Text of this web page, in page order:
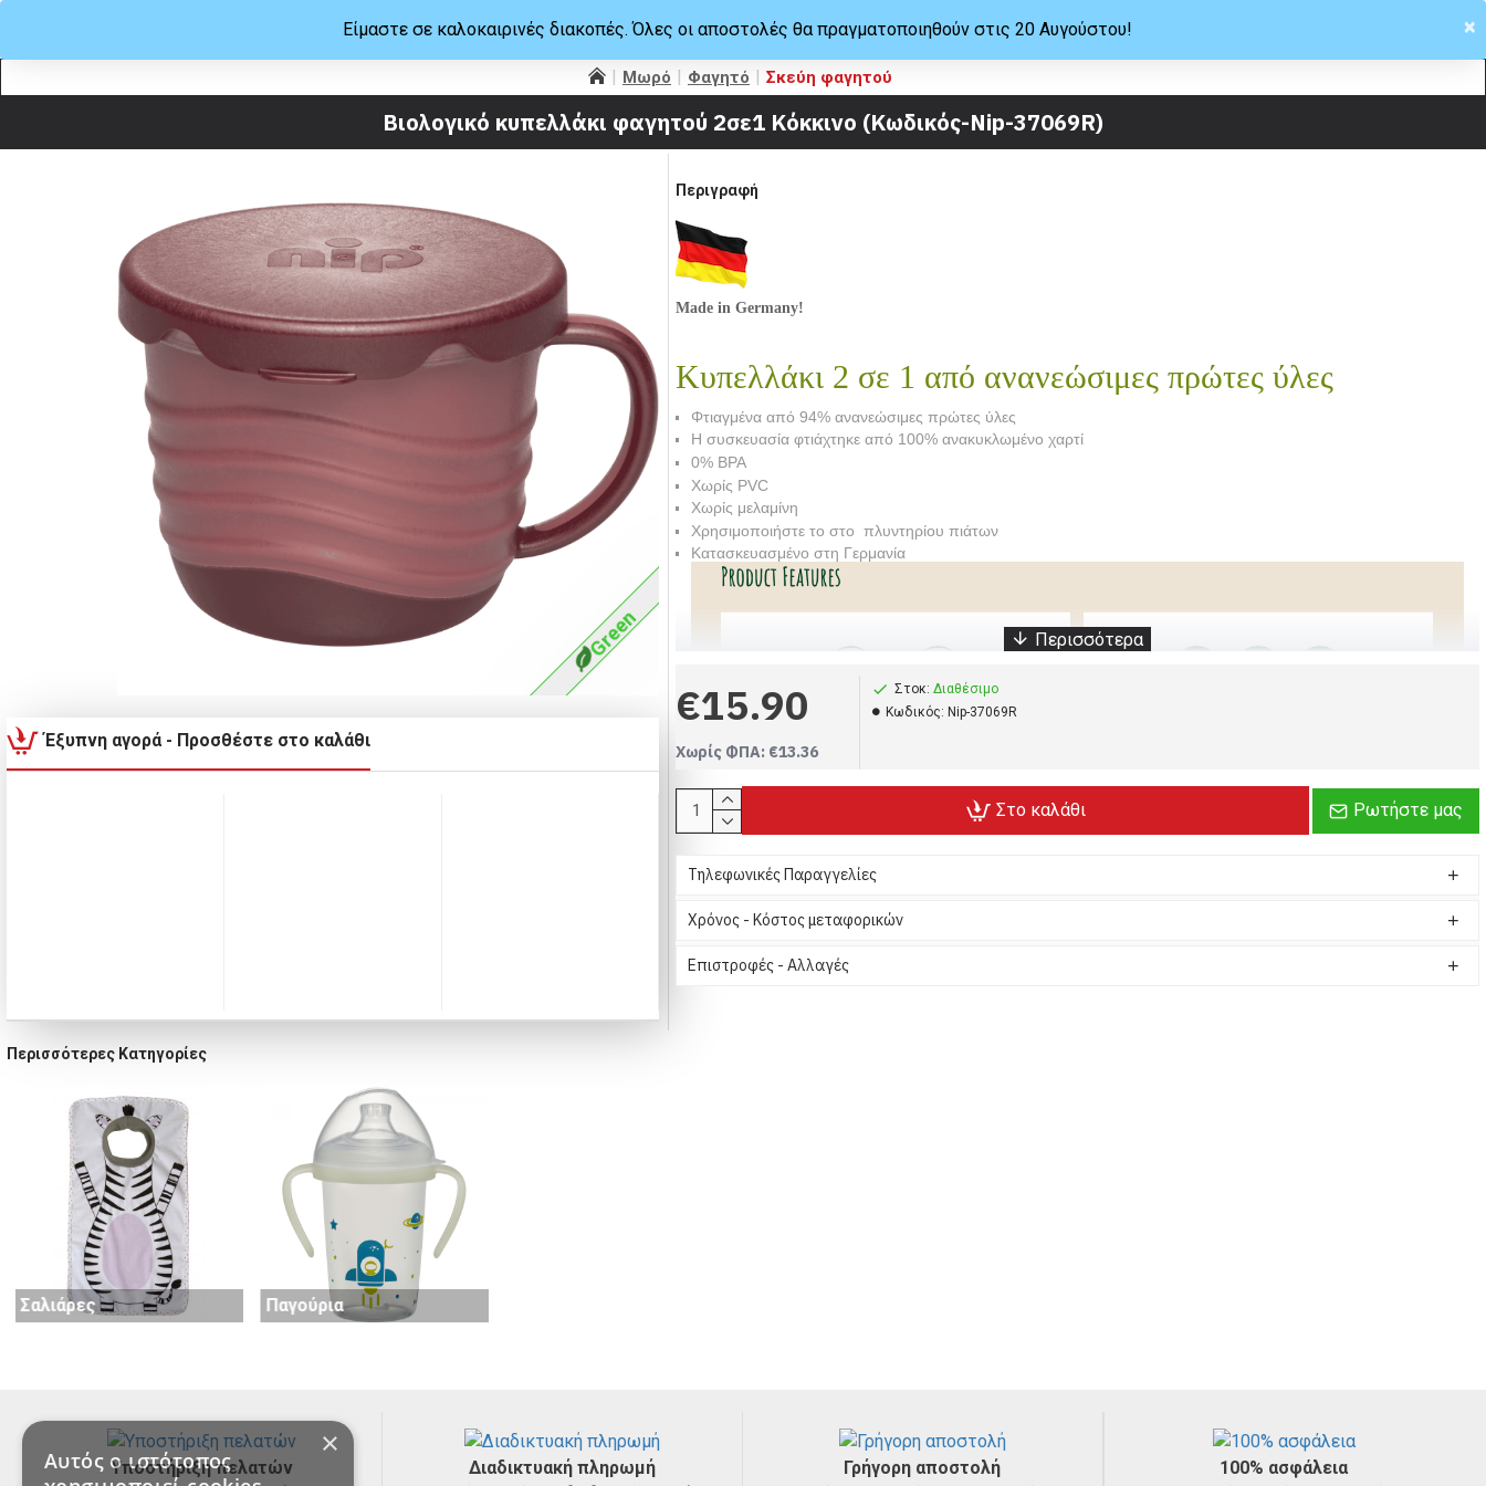
Μωρό Φαγητό Σκεύη φαγητού
Βιολογικό κυπελλάκι φαγητού 2σε1 Κόκκινο (Κωδικός-Nip-37069R)
Green
Έξυπνη αγορά - Προσθέστε στο καλάθι
Green
Περιγραφή
Made in Germany!
Κυπελλάκι 2 σε 1 από ανανεώσιμες πρώτες ύλες
Φτιαγμένα από 94% ανανεώσιμες πρώτες ύλες
Η συσκευασία φτιάχτηκε από 100% ανακυκλωμένο χαρτί
0% BPA
Χωρίς PVC
Χωρίς μελαμίνη
Χρησιμοποιήστε το στο πλυντηρίου πιάτων
Κατασκευασμένο στη Γερμανία
Σκεύη φαγητού, Nip, Βιολογικό κυπελλάκι φαγητού 2σε1 Κόκκινο
€15.90
Χωρίς ΦΠΑ: €13.36
Στοκ: Διαθέσιμο
Kωδικός: Nip-37069R
Στο καλάθι Ρωτήστε μας
Τηλεφωνικές Παραγγελίες
Χρόνος - Κόστος μεταφορικών
Επιστροφές - Αλλαγές
Περισσότερες Κατηγορίες
Σαλιάρες Παγούρια
Υποστήριξη πελατών Διαδικτυακή πληρωμή Γρήγορη αποστολή 100% ασφάλεια
×
Αυτός ο ιστότοπος
×
Είμαστε σε καλοκαιρινές διακοπές. Όλες οι αποστολές θα πραγματοποιηθούν στις 20 Αυγούστου!